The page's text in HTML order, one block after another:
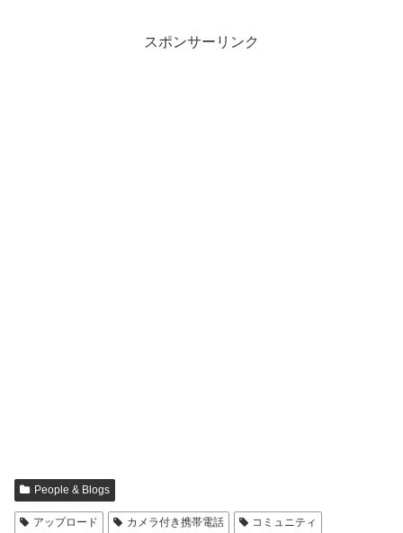
スポンサーリンク
People & Blogs
アップロード カメラ付き携帯電話 コミュニティ